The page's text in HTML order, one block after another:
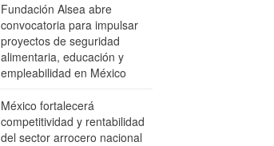
Fundación Alsea abre
convocatoria para impulsar
proyectos de seguridad
alimentaria, educación y
empleabilidad en México
México fortalecerá
competitividad y rentabilidad
del sector arrocero nacional